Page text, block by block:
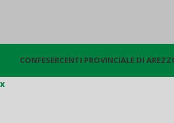
CONFESERCENTI PROVINCIALE DI
x